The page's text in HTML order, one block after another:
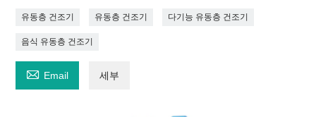
유동층 건조기 유동층 건조기 다기능 유동층 건조기
음식 유동층 건조기
 Email 세부